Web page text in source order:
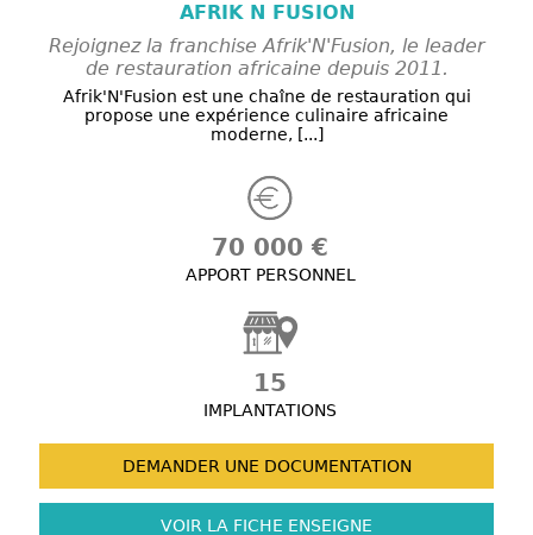
AFRIK N FUSION
Rejoignez la franchise Afrik'N'Fusion, le leader
de restauration africaine depuis 2011.
Afrik'N'Fusion est une chaîne de restauration qui
propose une expérience culinaire africaine
moderne, [...]
70 000 €
APPORT PERSONNEL
15
IMPLANTATIONS
DEMANDER UNE DOCUMENTATION
VOIR LA FICHE ENSEIGNE